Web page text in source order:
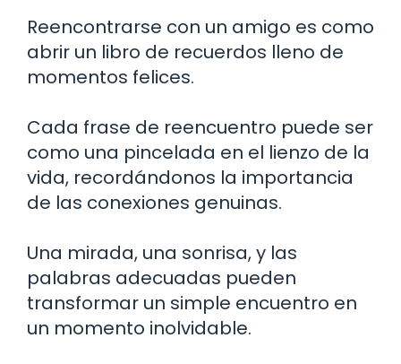
Reencontrarse con un amigo es como
abrir un libro de recuerdos lleno de
momentos felices.
Cada frase de reencuentro puede ser
como una pincelada en el lienzo de la
vida, recordándonos la importancia
de las conexiones genuinas.
Una mirada, una sonrisa, y las
palabras adecuadas pueden
transformar un simple encuentro en
un momento inolvidable.